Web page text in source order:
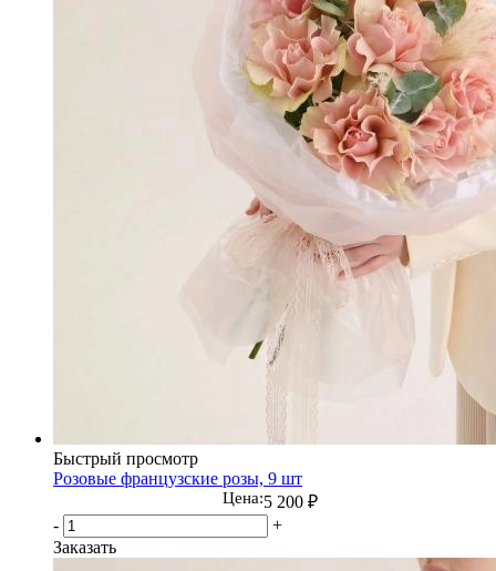
Быстрый просмотр
Розовые французские розы, 9 шт
Цена:5 200 ₽
-
+
Заказать